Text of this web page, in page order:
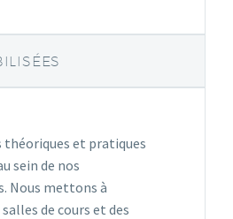
et pratiques
sein de nos
Nous mettons à
de cours et des